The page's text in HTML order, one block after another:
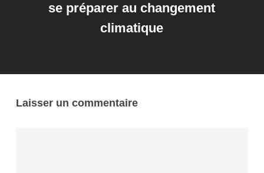
se préparer au changement
climatique
Laisser un commentaire